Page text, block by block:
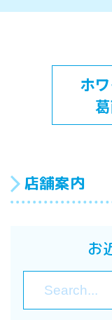
ホ
店舗案内
お